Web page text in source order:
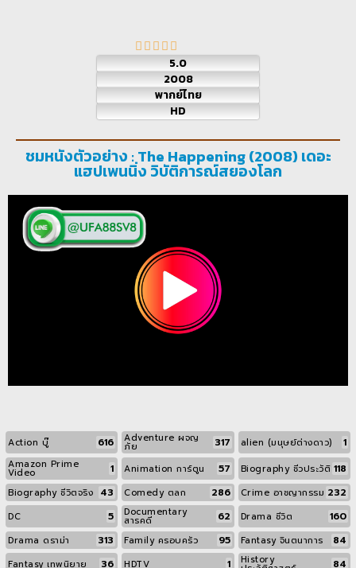
5.0
2008
พากย์ไทย
HD
ชมหนังตัวอย่าง : The Happening (2008) เดอะ
แฮปเพนนิ่ง วิบัติการณ์สยองโลก
Action บู๊ 616 Adventure ผจญ
ภัย 317 alien (มนุษย์ต่างดาว) 1
Amazon Prime
Video 1 Animation การ์ตูน 57 Biography ชีวประวัติ 118
Biography ชีวิตจริง 43 Comedy ตลก 286 Crime อาชญากรรม 232
DC 5 Documentary
สารคดี 62 Drama ชีวิต 160
Drama ดราม่า 313 Family ครอบครัว 95 Fantasy จินตนาการ 84
Fantasy เทพนิยาย 36 HDTV 1 History 84